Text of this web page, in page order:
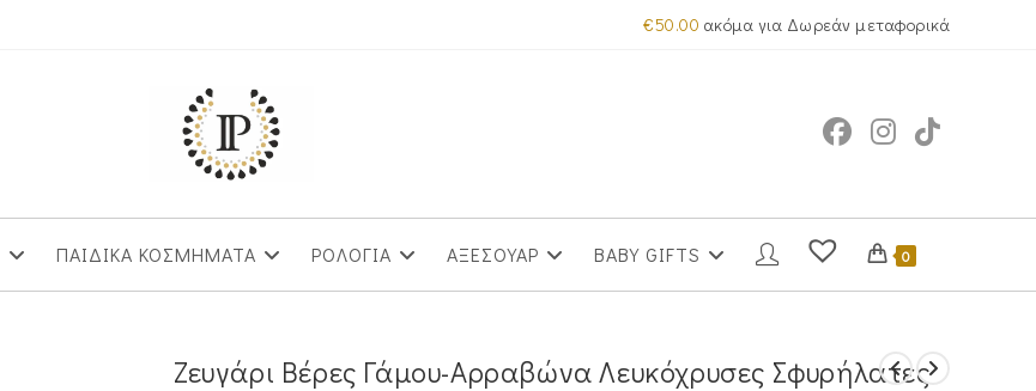
€50.00 ακόμα για Δωρεάν μεταφορικά
ΠΑΙΔΙΚΑ ΚΟΣΜΗΜΑΤΑ ΡΟΛΟΓΙΑ ΑΞΕΣΟΥΑΡ BABY GIFTS 0
Ζευγάρι Βέρες Γάμου-Αρραβώνα Λευκόχρυσες Σφυρήλατες